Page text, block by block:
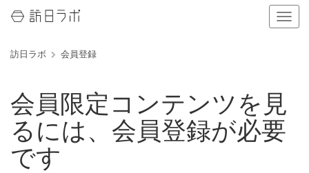
ナ
ビ
の
表
訪日ラボ 会員登録
会員限定コンテンツを見
るには、会員登録が必要
です